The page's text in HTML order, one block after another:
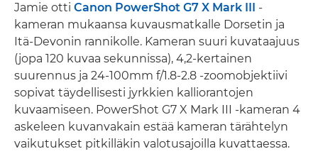
Jamie otti Canon PowerShot G7 X Mark III -
kameran mukaansa kuvausmatkalle Dorsetin ja
Itä-Devonin rannikolle. Kameran suuri kuvataajuus
(jopa 120 kuvaa sekunnissa), 4,2-kertainen
suurennus ja 24-100mm f/1.8-2.8 -zoomobjektiivi
sopivat täydellisesti jyrkkien kalliorantojen
kuvaamiseen. PowerShot G7 X Mark III -kameran 4
askeleen kuvanvakain estää kameran tärähtelyn
vaikutukset pitkilläkin valotusajoilla kuvattaessa.